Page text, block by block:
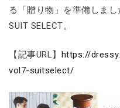
る「贈り物」を準備しま
SUIT SELECT。
【記事URL】
https://
vol7-suitselect/